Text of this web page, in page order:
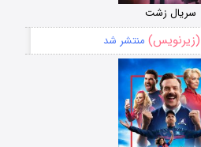
سریال زشت
منتشر شد